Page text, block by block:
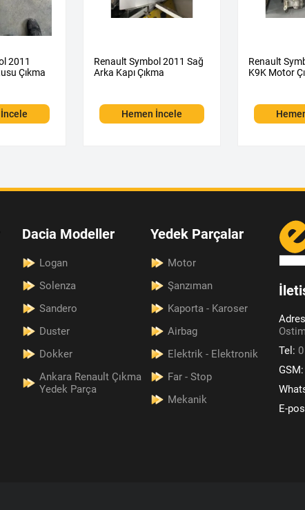
2011
Çıkma
Renault Symbol 2011 Sağ
Arka Kapı Çıkma
Hemen İncele
Renault
K9K Motor
Dacia Modeller
Logan
Solenza
Sandero
Duster
Dokker
Ankara Renault Çıkma
Yedek Parça
Yedek Parçalar
Motor
Şanzıman
Kaporta - Karoser
Airbag
Elektrik - Elektronik
Far - Stop
Mekanik
Tel:
GSM:
E-